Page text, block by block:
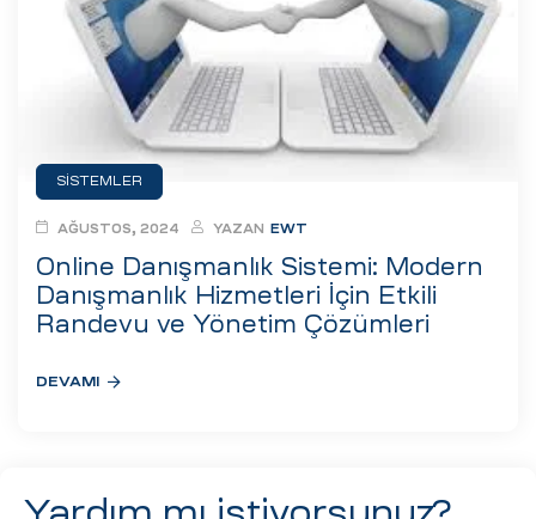
SISTEMLER
Online Danışmanlık Sistemi: Modern
Danışmanlık Hizmetleri İçin Etkili
Randevu ve Yönetim Çözümleri
AĞUSTOS, 2024 YAZAN EWT
DEVAMI